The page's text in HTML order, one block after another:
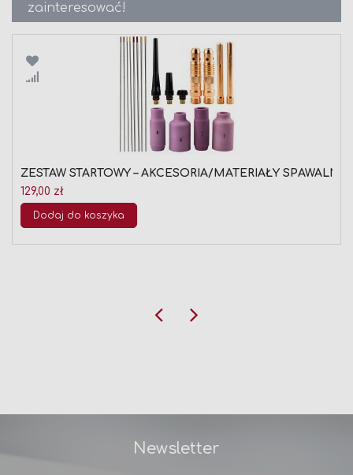
zainteresować!
Porównaj
ZESTAW STARTOWY – AKCESORIA/MATERIAŁY
129,00 zł
Dodaj do koszyka
Newsletter